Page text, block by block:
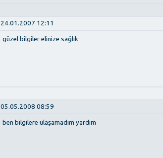
24.01.2007 12:11
güzel bilgiler elinize sağlık
05.05.2008 08:59
ben bilgilere ulaşamadım yardım